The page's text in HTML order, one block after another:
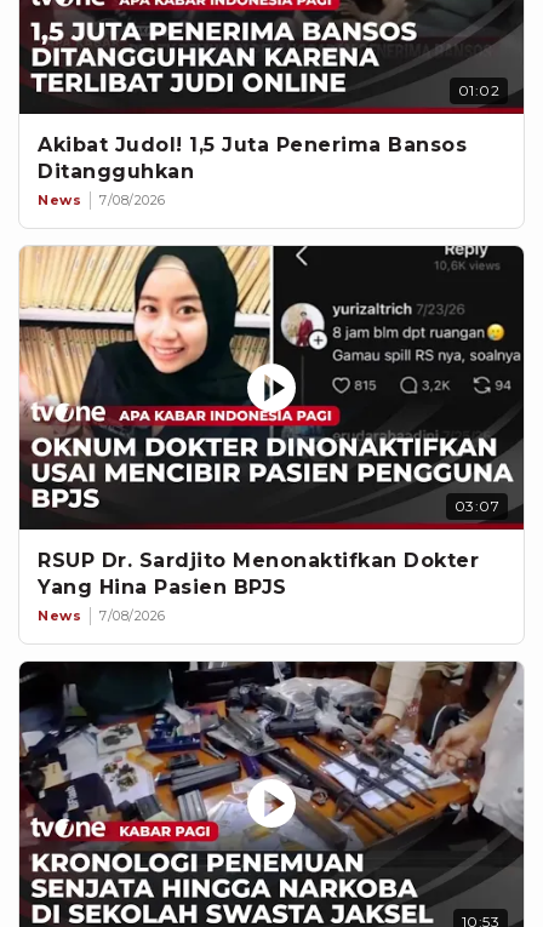
01:02
Akibat Judol! 1,5 Juta Penerima Bansos
Ditangguhkan
News 7/08/2026
03:07
RSUP Dr. Sardjito Menonaktifkan Dokter
Yang Hina Pasien BPJS
News 7/08/2026
10:53